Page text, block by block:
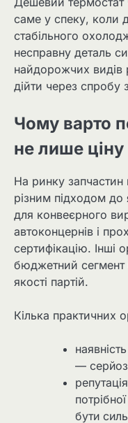
саме у спеку, коли
стабільного
несправну деталь
найдорожчих
дійти через спробу
Чому варто
не лише ціну
На ринку
різним підходом до
для конвеєрного
автоконцернів і
сертифікацію. Інші
бюджетний
якості партій.
Кілька практичних
—
бути